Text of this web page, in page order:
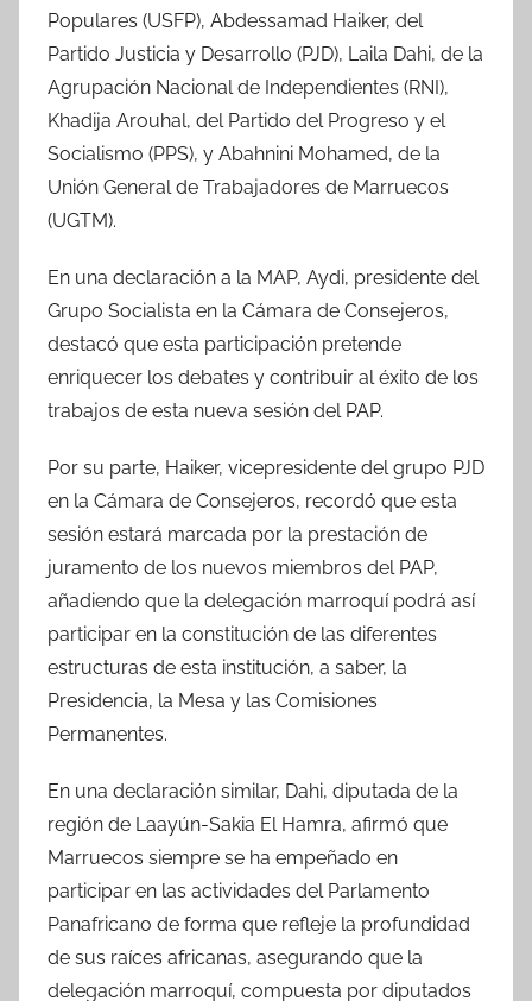
Populares (USFP), Abdessamad Haiker, del
Partido Justicia y Desarrollo (PJD), Laila Dahi, de la
Agrupación Nacional de Independientes (RNI),
Khadija Arouhal, del Partido del Progreso y el
Socialismo (PPS), y Abahnini Mohamed, de la
Unión General de Trabajadores de Marruecos
(UGTM).
En una declaración a la MAP, Aydi, presidente del
Grupo Socialista en la Cámara de Consejeros,
destacó que esta participación pretende
enriquecer los debates y contribuir al éxito de los
trabajos de esta nueva sesión del PAP.
Por su parte, Haiker, vicepresidente del grupo PJD
en la Cámara de Consejeros, recordó que esta
sesión estará marcada por la prestación de
juramento de los nuevos miembros del PAP,
añadiendo que la delegación marroquí podrá así
participar en la constitución de las diferentes
estructuras de esta institución, a saber, la
Presidencia, la Mesa y las Comisiones
Permanentes.
En una declaración similar, Dahi, diputada de la
región de Laayún-Sakia El Hamra, afirmó que
Marruecos siempre se ha empeñado en
participar en las actividades del Parlamento
Panafricano de forma que refleje la profundidad
de sus raíces africanas, asegurando que la
delegación marroquí, compuesta por diputados